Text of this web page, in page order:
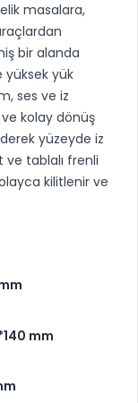
masalara,
bir alanda
yüksek yük
ses ve iz
ve kolay dönüş
yüzeyde iz
ve tablalı frenli
kilitlenir ve
mm